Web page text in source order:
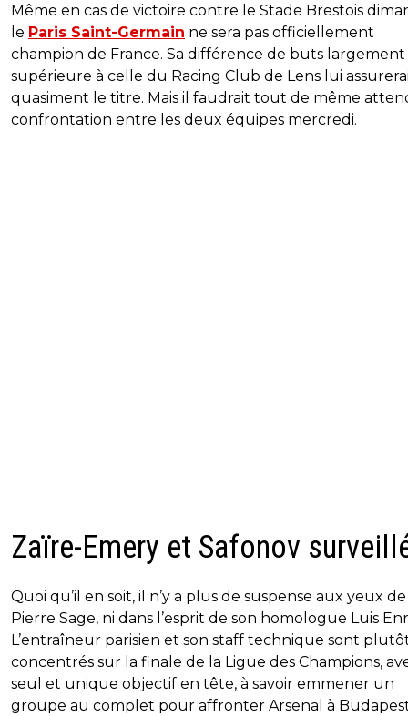
Même en cas de victoire contre le Stade Brestois
le Paris Saint-Germain ne sera pas officiellement
champion de France. Sa différence de buts largement
supérieure à celle du Racing Club de Lens lui
quasiment le titre. Mais il faudrait tout de même
confrontation entre les deux équipes mercredi.
Zaïre-Emery et Safonov
Quoi qu’il en soit, il n’y a plus de suspense aux yeux de
Pierre Sage, ni dans l’esprit de son homologue Luis
L’entraîneur parisien et son staff technique sont
concentrés sur la finale de la Ligue des Champions,
seul et unique objectif en tête, à savoir emmener un
groupe au complet pour affronter Arsenal à